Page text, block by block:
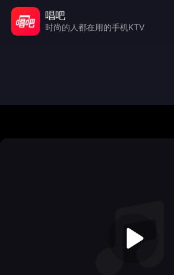
唱吧
时尚的人都在用的手机KTV